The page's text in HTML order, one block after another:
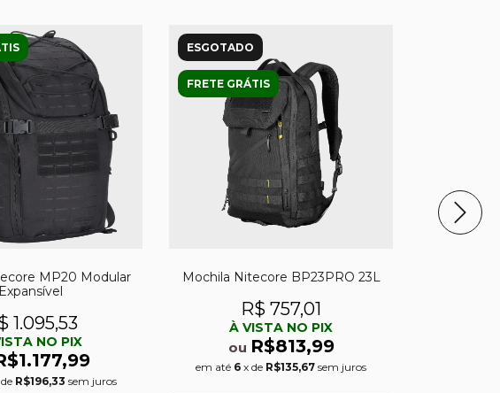
MP20 Modular
Expansível
1.095,53
NO PIX
R$196,33 sem juros
ESGOTADO
FRETE GRÁTIS
Mochila Nitecore BP23PRO 23L
R$ 757,01
À VISTA NO PIX
ou R$813,99
em até 6 x de R$135,67 sem juros